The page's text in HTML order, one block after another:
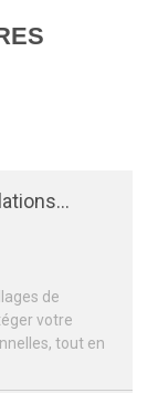
de
votre
tout en